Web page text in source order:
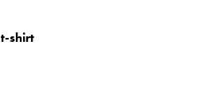
shirt